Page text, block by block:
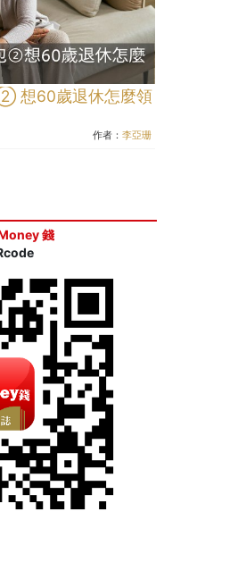
想60歲退休怎麼領
作者：李亞珊
錢